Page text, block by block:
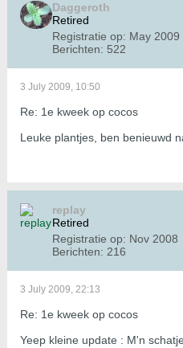
Daggeroth
Retired
Registratie op: May 2009
Berichten: 522
3 July 2009, 10:50
Re: 1e kweek op cocos
Leuke plantjes, ben benieuwd
replay
Retired
Registratie op: Nov 2008
Berichten: 216
3 July 2009, 22:13
Re: 1e kweek op cocos
Yeep kleine update : M'n